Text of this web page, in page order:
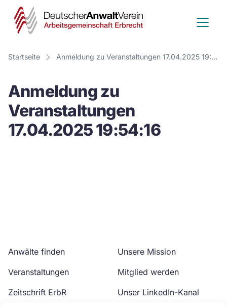
Deutscher
Anwalt
Verein
Startseite Anmeldung zu Veranstaltungen 17.04.2025 19:54:16
Anmeldung zu
Veranstaltungen
17.04.2025 19:54:16
Anwälte finden
Veranstaltungen
Zeitschrift ErbR
Unsere Mission
Mitglied werden
Unser LinkedIn-Kanal